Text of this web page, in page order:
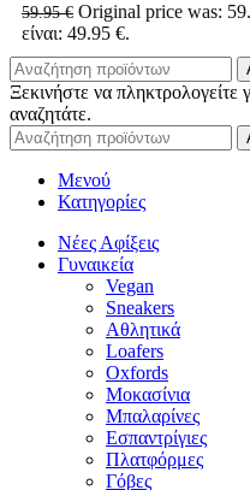
59.95€ Original price was:
είναι: 49.95 €.
Ξεκινήστε να πληκτρολογείτε
αναζητάτε.
Μενού
Κατηγορίες
Νέες Αφίξεις
Γυναικεία
Vegan
Sneakers
Αθλητικά
Loafers
Oxfords
Μοκασίνια
Μπαλαρίνες
Εσπαντρίγιες
Πλατφόρμες
Γόβες